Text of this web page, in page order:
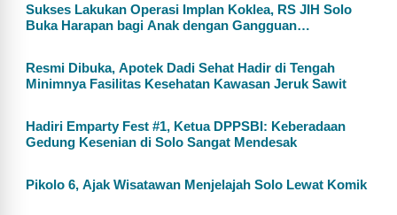
Sukses Lakukan Operasi Implan Koklea, RS JIH Solo
Buka Harapan bagi Anak dengan Gangguan
Resmi Dibuka, Apotek Dadi Sehat Hadir di Tengah
Minimnya Fasilitas Kesehatan Kawasan Jeruk Sawit
Hadiri Emparty Fest #1, Ketua DPPSBI: Keberadaan
Gedung Kesenian di Solo Sangat Mendesak
Pikolo 6, Ajak Wisatawan Menjelajah Solo Lewat Komik